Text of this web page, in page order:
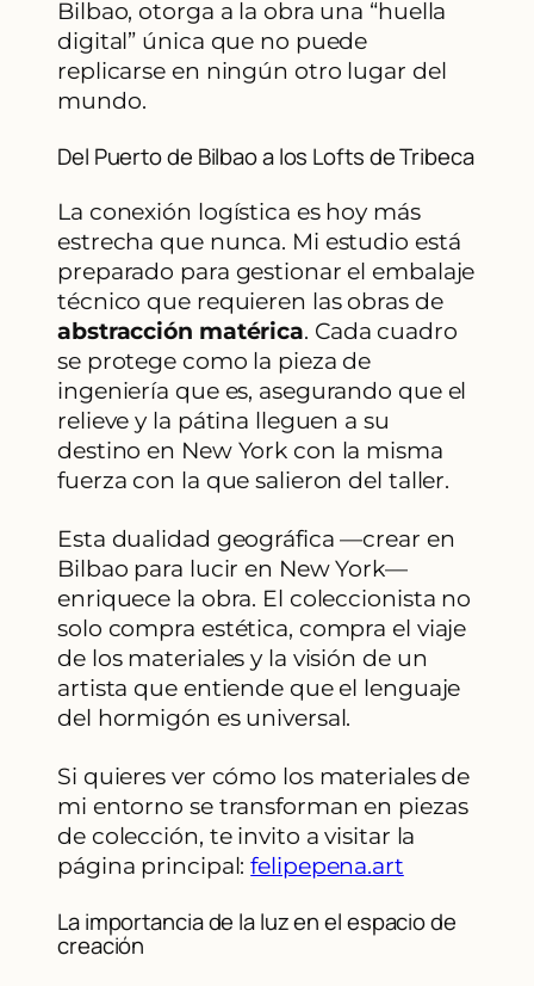
Bilbao, otorga a la obra una “huella
digital” única que no puede
replicarse en ningún otro lugar del
mundo.
Del Puerto de Bilbao a los Lofts de Tribeca
La conexión logística es hoy más
estrecha que nunca. Mi estudio está
preparado para gestionar el embalaje
técnico que requieren las obras de
abstracción matérica. Cada cuadro
se protege como la pieza de
ingeniería que es, asegurando que el
relieve y la pátina lleguen a su
destino en New York con la misma
fuerza con la que salieron del taller.
Esta dualidad geográfica —crear en
Bilbao para lucir en New York—
enriquece la obra. El coleccionista no
solo compra estética, compra el viaje
de los materiales y la visión de un
artista que entiende que el lenguaje
del hormigón es universal.
Si quieres ver cómo los materiales de
mi entorno se transforman en piezas
de colección, te invito a visitar la
página principal:felipepena.art
La importancia de la luz en el espacio de
creación